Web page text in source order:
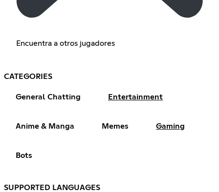
Encuentra a otros jugadores
CATEGORIES
General Chatting Entertainment
Anime & Manga Memes Gaming
Bots
SUPPORTED LANGUAGES